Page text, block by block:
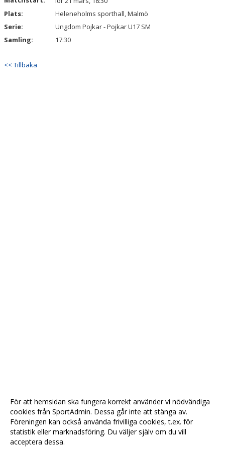
Plats:
Heleneholms sporthall, Malmö
Serie:
Ungdom Pojkar - Pojkar U17 SM
Samling:
17:30
<< Tillbaka
För att hemsidan ska fungera korrekt använder vi nödvändiga
cookies från SportAdmin. Dessa går inte att stänga av.
Föreningen kan också använda frivilliga cookies, t.ex. för
statistik eller marknadsföring. Du väljer själv om du vill
acceptera dessa.